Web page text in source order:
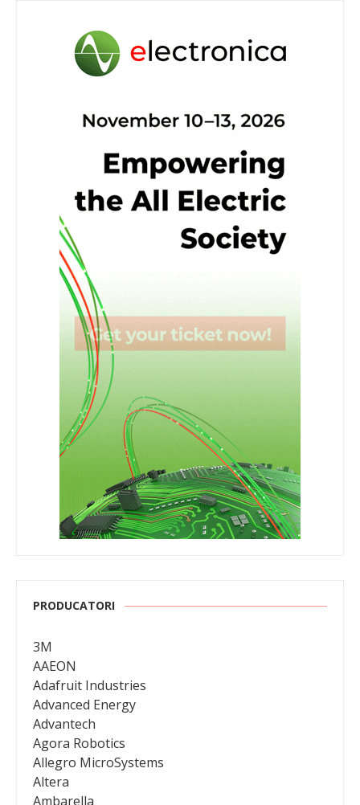
PRODUCATORI
3M
AAEON
Adafruit Industries
Advanced Energy
Advantech
Agora Robotics
Allegro MicroSystems
Altera
Ambarella